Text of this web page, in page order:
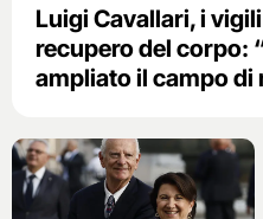
Luigi Cavallari, i
recupero del corpo:
ampliato il campo di